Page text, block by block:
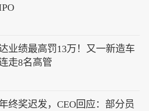
业绩最高罚13万！又一新造车
走8名高管
终奖迟发，CEO回应：部分员